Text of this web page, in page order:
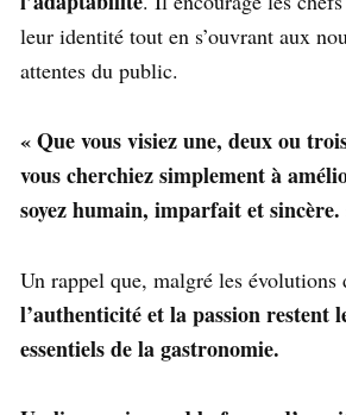
leur identité tout en s’ouvrant aux
attentes du public.
« Que vous visiez une, deux ou
vous cherchiez simplement à
soyez humain, imparfait et sincère.
Un rappel que, malgré les évolutions
l’authenticité et la passion restent
essentiels de la gastronomie.